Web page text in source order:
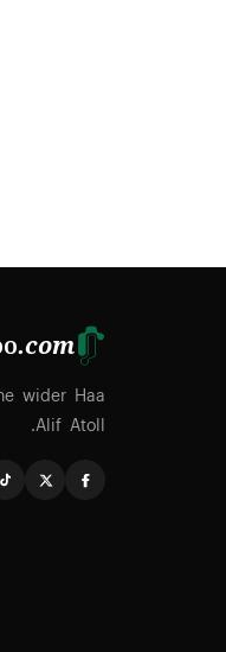
.com
wider Haa
Alif Atoll.